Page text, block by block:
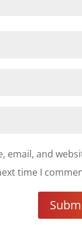
email, and
time I